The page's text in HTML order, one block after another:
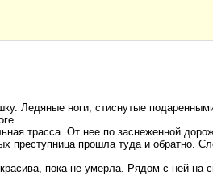
Ледяные ноги, стиснутые
трасса. От нее по заснеженной
преступница прошла туда и обратно.
пока не умерла. Рядом с ней на